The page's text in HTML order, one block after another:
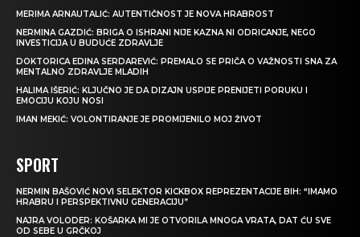
MERIMA ARNAUTALIĆ: AUTENTIČNOST JE NOVA HRABROST
NERMINA GAZDIĆ: BRIGA O ISHRANI NIJE KAZNA NI ODRICANJE, NEGO
INVESTICIJA U BUDUĆE ZDRAVLJE
DOKTORICA EDINA SERDAREVIĆ: PREMALO SE PRIČA O VAŽNOSTI SNA ZA
MENTALNO ZDRAVLJE MLADIH
HALIMA IŠERIĆ: KLJUČNO JE DA DIZAJN USPIJE PRENIJETI PORUKU I
EMOCIJU KOJU NOSI
IMAN MEKIĆ: VOLONTIRANJE JE PROMIJENILO MOJ ŽIVOT
SPORT
NERMIN BAŠOVIĆ NOVI SELEKTOR KICKBOX REPREZENTACIJE BIH: “IMAMO
HRABRU I PERSPEKTIVNU GENERACIJU”
NAJRA VOLODER: KOŠARKA MI JE OTVORILA MNOGA VRATA, DAT ĆU SVE
OD SEBE U GRČKOJ